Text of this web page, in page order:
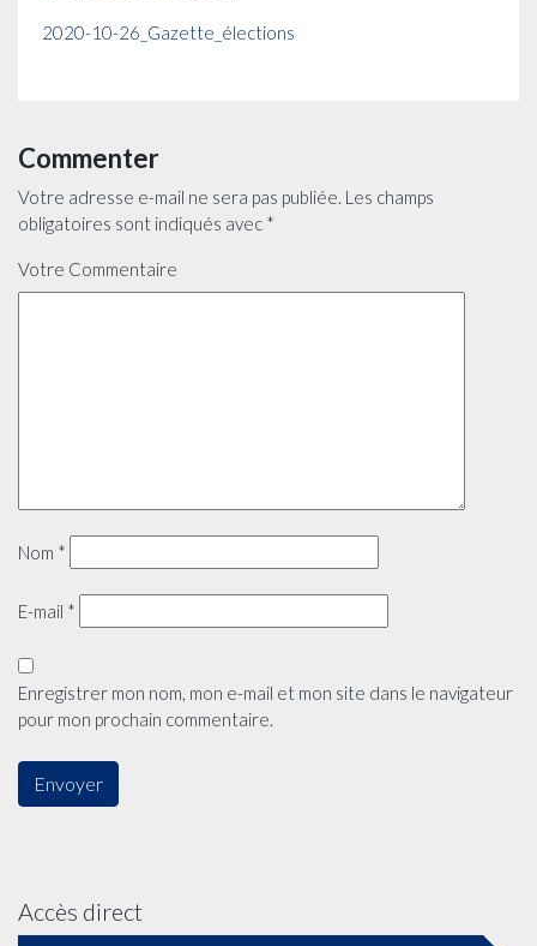
2020-10-26_Gazette_élections
Commenter
Votre adresse e-mail ne sera pas publiée. Les champs
obligatoires sont indiqués avec *
Votre Commentaire
Nom *
E-mail *
Enregistrer mon nom, mon e-mail et mon site dans le navigateur
pour mon prochain commentaire.
Accès direct